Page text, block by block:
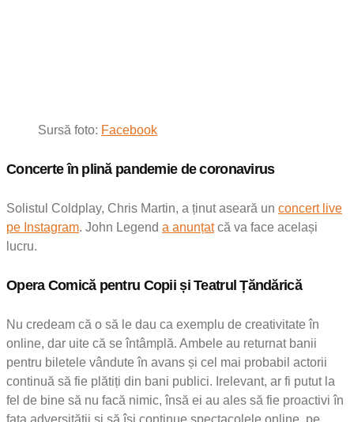
Sursă foto: Facebook
Concerte în plină pandemie de coronavirus
Solistul Coldplay, Chris Martin, a ținut aseară un concert live
pe Instagram. John Legend a anunțatcă va face același
lucru.
Opera Comică pentru Copii și Teatrul Țăndărică
Nu credeam că o să le dau ca exemplu de creativitate în
online, dar uite că se întâmplă. Ambele au returnat banii
pentru biletele vândute în avans și cel mai probabil actorii
continuă să fie plătiți din bani publici. Irelevant, ar fi putut la
fel de bine să nu facă nimic, însă ei au ales să fie proactivi în